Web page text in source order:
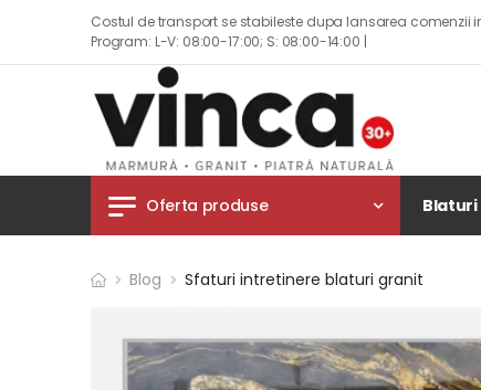
Costul de transport se stabileste dupa lansarea comenzii
Program: L-V: 08:00-17:00; S: 08:00-14:00 |
Oferta produse Blaturi
Blog Sfaturi intretinere blaturi granit